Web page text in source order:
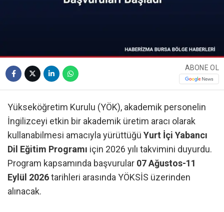
ABONE OL
Yükseköğretim Kurulu (YÖK), akademik personelin
İngilizceyi etkin bir akademik üretim aracı olarak
kullanabilmesi amacıyla yürüttüğü Yurt İçi Yabancı
Dil Eğitim Programı için 2026 yılı takvimini duyurdu.
Program kapsamında başvurular 07 Ağustos-11
Eylül 2026tarihleri arasında YÖKSİS üzerinden
alınacak.